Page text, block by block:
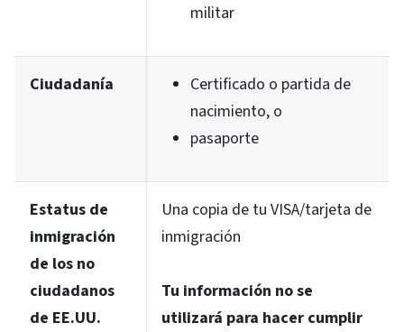
militar
Ciudadanía
Certificado o partida de
nacimiento, o
pasaporte
Estatus de
inmigración
de los no
ciudadanos
de EE.UU.
Una copia de tu VISA/tarjeta de
inmigración
Tu información no se
utilizará para hacer cumplir